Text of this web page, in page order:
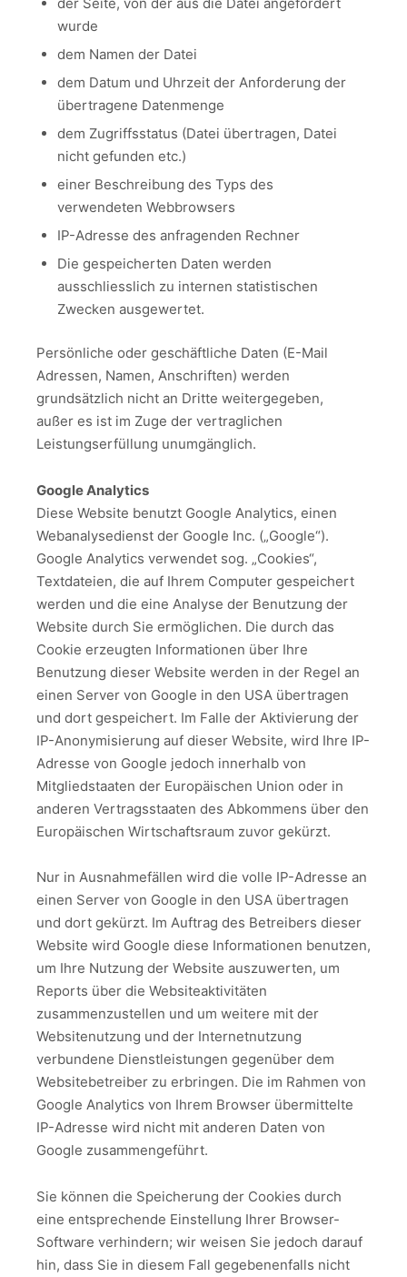
wurde
dem Namen der Datei
dem Datum und Uhrzeit der Anforderung der
übertragene Datenmenge
dem Zugriffsstatus (Datei übertragen, Datei
nicht gefunden etc.)
einer Beschreibung des Typs des
verwendeten Webbrowsers
IP-Adresse des anfragenden Rechner
Die gespeicherten Daten werden
ausschliesslich zu internen statistischen
Zwecken ausgewertet.
Persönliche oder geschäftliche Daten (E-Mail
Adressen, Namen, Anschriften) werden
grundsätzlich nicht an Dritte weitergegeben,
außer es ist im Zuge der vertraglichen
Leistungserfüllung unumgänglich.
Google Analytics
Diese Website benutzt Google Analytics, einen
Webanalysedienst der Google Inc. („Google“).
Google Analytics verwendet sog. „Cookies“,
Textdateien, die auf Ihrem Computer gespeichert
werden und die eine Analyse der Benutzung der
Website durch Sie ermöglichen. Die durch das
Cookie erzeugten Informationen über Ihre
Benutzung dieser Website werden in der Regel an
einen Server von Google in den USA übertragen
und dort gespeichert. Im Falle der Aktivierung der
IP-Anonymisierung auf dieser Website, wird Ihre IP-
Adresse von Google jedoch innerhalb von
Mitgliedstaaten der Europäischen Union oder in
anderen Vertragsstaaten des Abkommens über den
Europäischen Wirtschaftsraum zuvor gekürzt.
Nur in Ausnahmefällen wird die volle IP-Adresse an
einen Server von Google in den USA übertragen
und dort gekürzt. Im Auftrag des Betreibers dieser
Website wird Google diese Informationen benutzen,
um Ihre Nutzung der Website auszuwerten, um
Reports über die Websiteaktivitäten
zusammenzustellen und um weitere mit der
Websitenutzung und der Internetnutzung
verbundene Dienstleistungen gegenüber dem
Websitebetreiber zu erbringen. Die im Rahmen von
Google Analytics von Ihrem Browser übermittelte
IP-Adresse wird nicht mit anderen Daten von
Google zusammengeführt.
Sie können die Speicherung der Cookies durch
eine entsprechende Einstellung Ihrer Browser-
Software verhindern; wir weisen Sie jedoch darauf
hin, dass Sie in diesem Fall gegebenenfalls nicht